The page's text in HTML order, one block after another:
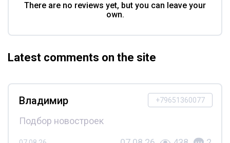
There are no reviews yet, but you can leave your
own.
Latest comments on the site
+79651360077
Владимир
Подбор новостроек